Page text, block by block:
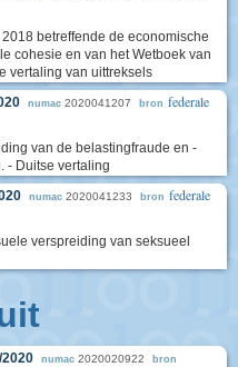
betreffende de economische
cohesie en van het Wetboek van
vertaling van uittreksels
numac 2020041207 bron federale
van de belastingfraude en -
- Duitse vertaling
numac 2020041233 bron federale
verspreiding van seksueel
numac 2020020922 bron